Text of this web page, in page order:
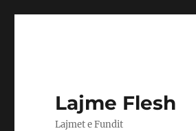
Lajme Flesh
Lajmet e Fundit